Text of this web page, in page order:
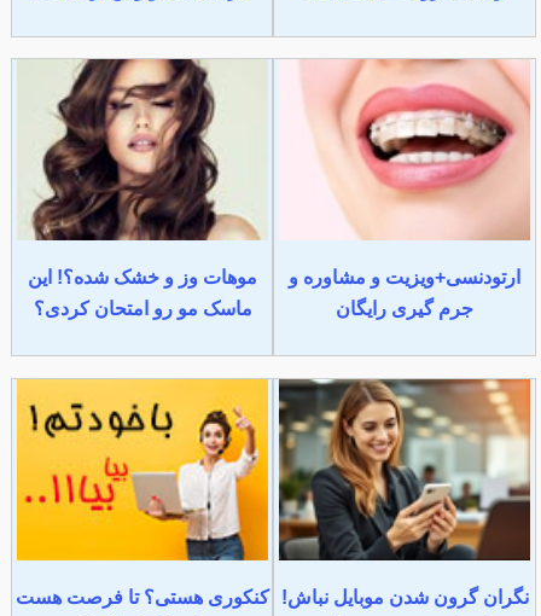
ارتودنسی+ویزیت و مشاوره و
جرم گیری رایگان
موهات وز و خشک شده؟! این
ماسک مو رو امتحان کردی؟
نگران گرون شدن موبایل نباش!
کنکوری هستی؟ تا فرصت هست